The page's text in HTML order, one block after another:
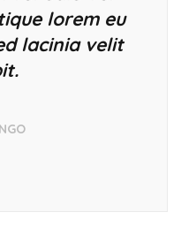
lorem eu
lacinia velit